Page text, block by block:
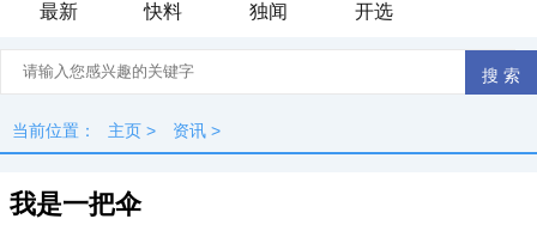
最新
快料 独闻 开选
当前位置： 主页 > 资讯 >
我是一把伞